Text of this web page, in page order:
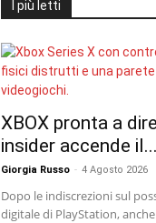
I più letti
XBOX pronta a
insider accende il...
Giorgia Russo - 4 Agosto 2026
Dopo le indiscrezioni sul
digitale di PlayStation,